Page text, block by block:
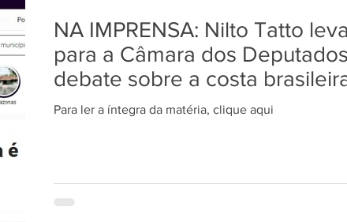
Ciência e Tecnologia REFORMA AGRÁRIA
TRADICIONAIS ARTIGO LULA
NA IMPRENSA: Nilto Tatto leva
para a Câmara dos
debate sobre a costa
Para ler a íntegra da matéria, clique aqui